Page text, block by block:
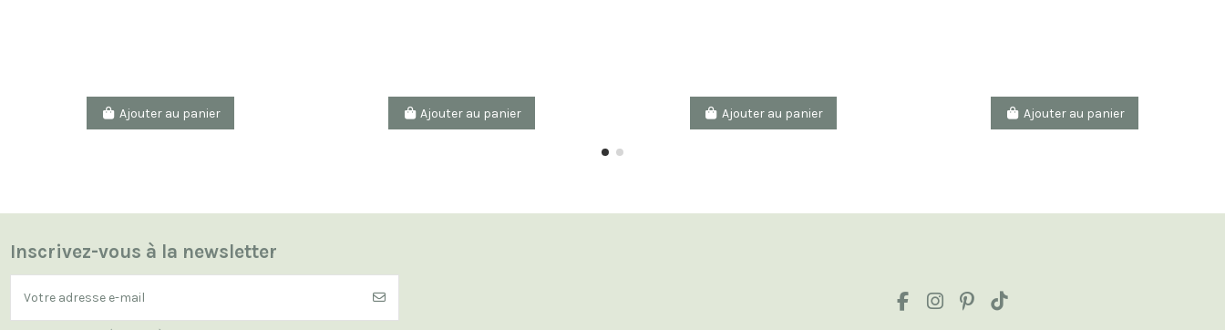
Ajouter au panier Ajouter au panier Ajouter au panier Ajouter au panier
Inscrivez-vous à la newsletter